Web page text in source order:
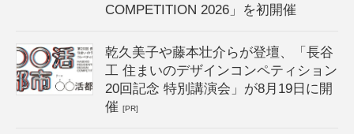
COMPETITION 2026」を初開催
乾久美子や藤本壮介らが登壇、「長谷
工 住まいのデザインコンペティション
20回記念 特別講演会」が8月19日に開
催[PR]